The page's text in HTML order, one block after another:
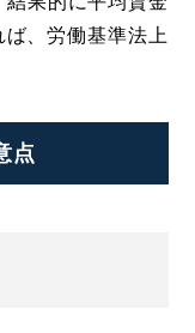
、労働基準法上
点